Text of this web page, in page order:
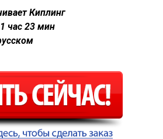
Киплинг
час 23 мин